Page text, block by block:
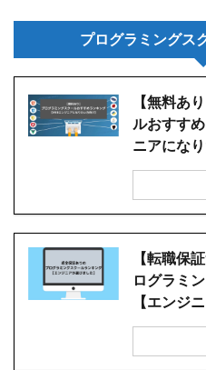
プログラミングス
【無料あ
ルおすす
ニアになり
【転職保
ログラミ
【エンジ